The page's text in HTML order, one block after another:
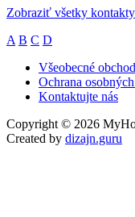
Zobraziť všetky kontakty
A B C D
Všeobecné
Ochrana
Kontaktujte nás
Copyright © 2026
Created by dizajn.guru